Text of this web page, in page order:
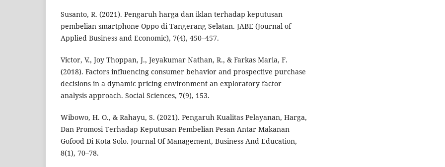
Susanto, R. (2021). Pengaruh harga dan iklan terhadap keputusan
pembelian smartphone Oppo di Tangerang Selatan. JABE (Journal of
Applied Business and Economic), 7(4), 450–457.
Victor, V., Joy Thoppan, J., Jeyakumar Nathan, R., & Farkas Maria, F.
(2018). Factors influencing consumer behavior and prospective purchase
decisions in a dynamic pricing environment an exploratory factor
analysis approach. Social Sciences, 7(9), 153.
Wibowo, H. O., & Rahayu, S. (2021). Pengaruh Kualitas Pelayanan, Harga,
Dan Promosi Terhadap Keputusan Pembelian Pesan Antar Makanan
Gofood Di Kota Solo. Journal Of Management, Business And Education,
8(1), 70–78.